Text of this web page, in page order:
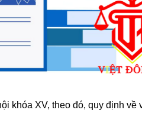
khóa XV, theo đó, quy định về